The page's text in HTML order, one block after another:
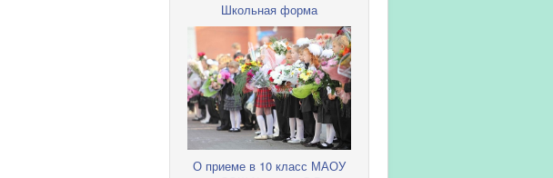
Школьная форма
О приеме в 10 класс МАОУ